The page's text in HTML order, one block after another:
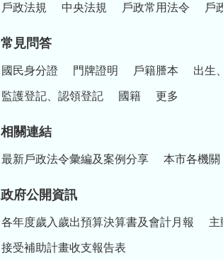
戶政法規 中央法規 戶政常用法令 戶
常見問答
國民身分證 門牌證明 戶籍謄本 出生
監護登記、認領登記 國籍 更多
相關連結
最新戶政法令彙編及案例分享 本市各機關
政府公開資訊
各年度歲入歲出預算決算書及會計月報 主
接受補助計畫收支報告表